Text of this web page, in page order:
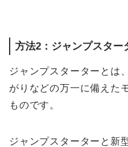
方法2：ジャンプスター
ジャンプスターターとは
がりなどの万一に備えた
ものです。
ジャンプスターターと新